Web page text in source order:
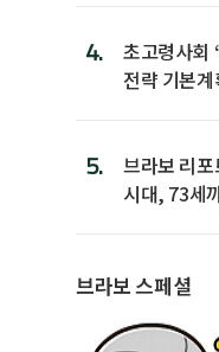
4.
초고령사회
전략 기본계
5.
브라보 리포
시대, 73세
브라보 스페셜